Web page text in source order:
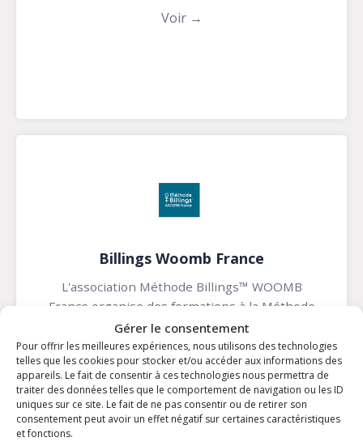
Gérer le consentement
Pour offrir les meilleures expériences, nous utilisons des technologies
telles que les cookies pour stocker et/ou accéder aux informations des
appareils. Le fait de consentir à ces technologies nous permettra de
traiter des données telles que le comportement de navigation ou les ID
uniques sur ce site. Le fait de ne pas consentir ou de retirer son
consentement peut avoir un effet négatif sur certaines caractéristiques
et fonctions.
Voir →
Billings Woomb France
L'association Méthode Billings™ WOOMB
France organise des formations à la Méthode
de l'ovulation Billings®, une méthode naturelle
de gestion de la fertilité.
Voir →